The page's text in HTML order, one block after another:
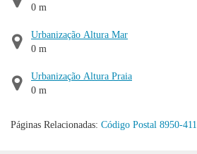
0 m
Urbanização Altura Mar
0 m
Urbanização Altura Praia
0 m
Páginas Relacionadas: Código Postal 8950-411